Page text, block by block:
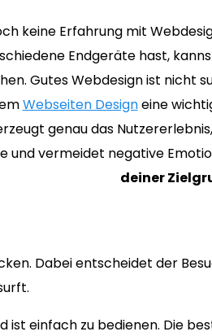
keine Erfahrung mit
Endgeräte hast,
Gutes Webdesign ist nicht
Webseiten Designeine
genau das
und vermeidet negative
deiner
Dabei entscheidet der
einfach zu bedienen. Die